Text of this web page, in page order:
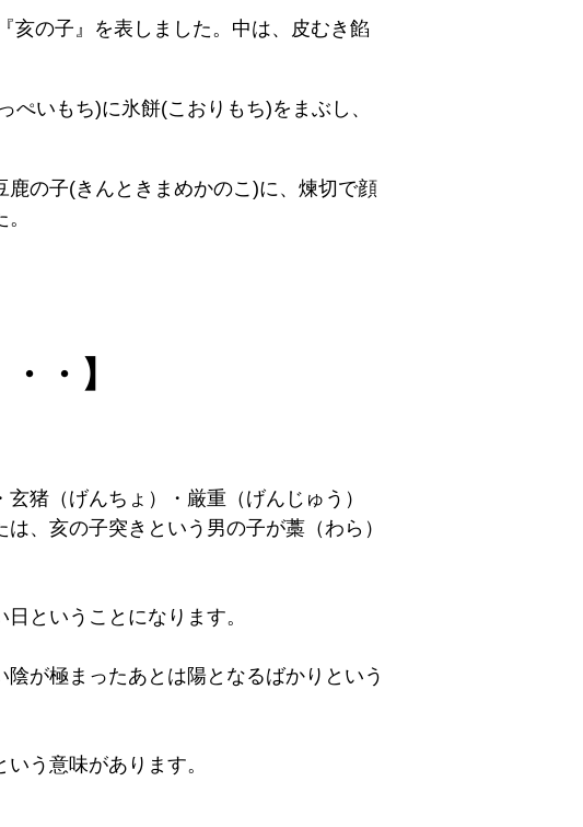
亥の子』を表しました。中は、皮むき餡
ぺいもち)に氷餅(こおりもち)をまぶし、
鹿の子(きんときまめかのこ)に、煉切で顔
・】
猪（げんちょ）・厳重（げんじゅう）
、亥の子突きという男の子が藁（わら）
ということになります。
が極まったあとは陽となるばかりという
う意味があります。